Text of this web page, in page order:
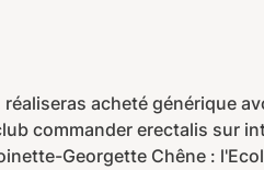
acheté générique
commander erectalis sur
Georgette Chêne :